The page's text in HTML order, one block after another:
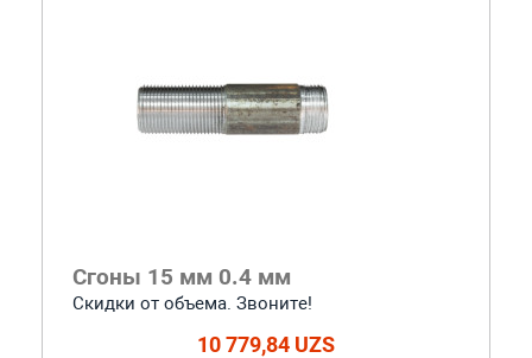
Сгоны 15 мм 0.4 мм
Скидки от объема. Звоните!
10 779,84 UZS